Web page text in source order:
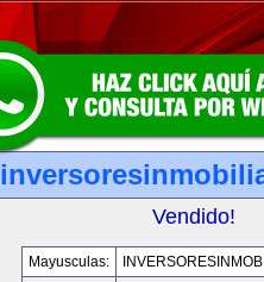
Vendido!
Mayusculas: